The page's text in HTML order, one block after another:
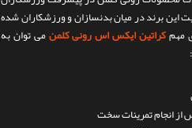
این برند در میان بدنسازان و ورزشکاران شده
مهمکراتین ایکس اس رونی کلمنمی توان به
از انجام تمرینات سخت